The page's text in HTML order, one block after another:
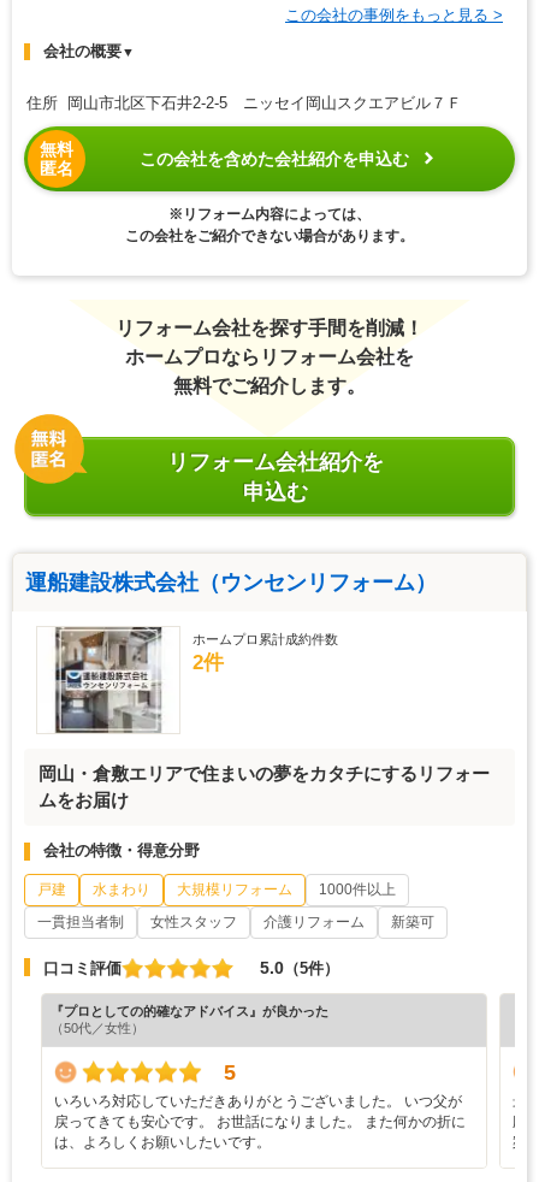
この会社の事例をもっと見る >
会社の概要▼
住所 岡山市北区下石井2-2-5 ニッセイ岡山スクエアビル７Ｆ
無料
匿名
この会社を含めた会社紹介を申込む
※リフォーム内容によっては、
この会社をご紹介できない場合があります。
リフォーム会社を探す手間を削減！
ホームプロならリフォーム会社を
無料でご紹介します。
リフォーム会社紹介を
申込む
運船建設株式会社（ウンセンリフォーム）
ホームプロ累計成約件数
2件
岡山・倉敷エリアで住まいの夢をカタチにするリフォー
ムをお届け
会社の特徴・得意分野
戸建 水まわり 大規模リフォーム
1000件以上
一貫担当者制
女性スタッフ 介護リフォーム 新築可
口コミ評価 5.0 （5件）
『プロとしての的確なアドバイス』が良かった
（50代／女性）
5
いろいろ対応していただきありがとうございました。 いつ父が
戻ってきても安心です。 お世話になりました。 また何かの折に
は、よろしくお願いしたいです。
最
応
案